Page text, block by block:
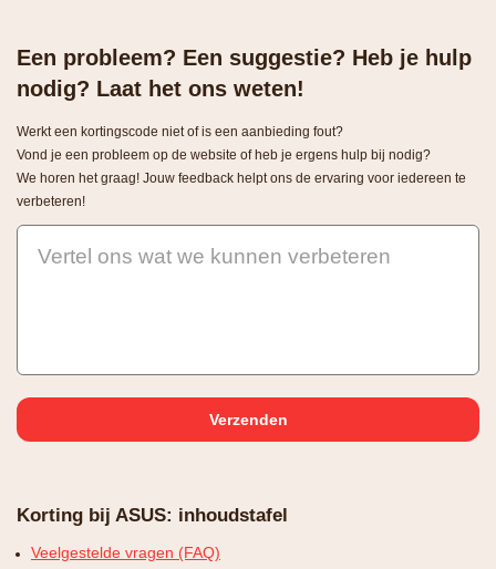
Een probleem? Een suggestie? Heb je hulp
nodig? Laat het ons weten!
Werkt een kortingscode niet of is een aanbieding fout?
Vond je een probleem op de website of heb je ergens hulp bij nodig?
We horen het graag! Jouw feedback helpt ons de ervaring voor iedereen te
verbeteren!
Vertel ons wat we kunnen verbeteren
Korting bij ASUS: inhoudstafel
Veelgestelde vragen (FAQ)